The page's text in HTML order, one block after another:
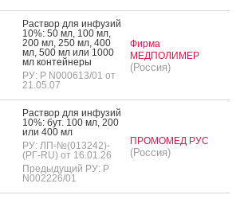
Рас­твор для ин­фу­зий
10%: 50 мл, 100 мл,
200 мл, 250 мл, 400
мл, 500 мл или 1000
мл кон­тей­не­ры
РУ: Р N000613/01 от
21.05.07
Фирма
МЕДПОЛИМЕР
(Россия)
Рас­твор для ин­фу­зий
10%: бут. 100 мл, 200
или 400 мл
РУ: ЛП-№(013242)-
(РГ-RU) от 16.01.26
Предыдущий РУ: Р
N002226/01
ПРОМОМЕД РУС
(Россия)